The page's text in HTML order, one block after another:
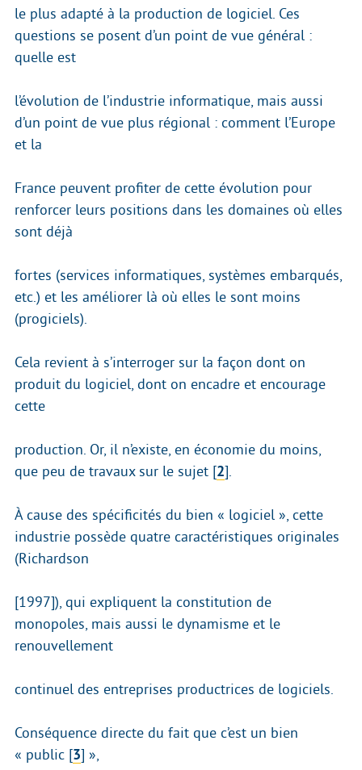
le plus adapté à la production de logiciel. Ces
questions se posent d’un point de vue général :
quelle est
l’évolution de l’industrie informatique, mais aussi
d’un point de vue plus régional : comment l’Europe
et la
France peuvent profiter de cette évolution pour
renforcer leurs positions dans les domaines où elles
sont déjà
fortes (services informatiques, systèmes embarqués,
etc.) et les améliorer là où elles le sont moins
(progiciels).
Cela revient à s’interroger sur la façon dont on
produit du logiciel, dont on encadre et encourage
cette
production. Or, il n’existe, en économie du moins,
que peu de travaux sur le sujet [2]
À cause des spécificités du bien « logiciel », cette
industrie possède quatre caractéristiques originales
(Richardson
[1997]), qui expliquent la constitution de
monopoles, mais aussi le dynamisme et le
renouvellement
continuel des entreprises productrices de logiciels.
Conséquence directe du fait que c’est un bien
« public [3] »,